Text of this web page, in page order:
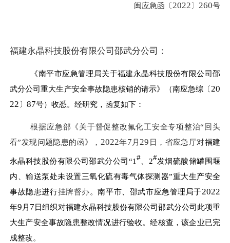
闽应急函〔2022〕 260号
福建永晶科技股份有限公司邵武分公司 ：
《南平市应急管理局关于福建永晶科技股份有限公司邵
武分公司重大生产安全事故隐患核销的请示》（南应急综〔20
22〕 87号）收悉。经研究，函复如下：
根据应急部《关于督促整改氟化工安全专项整治“回头
看”发现问题隐患的函》， 2022年7月29 日，省应急厅对福建
永晶科技股份有限公司邵武分公司“1#、 2#发烟硫酸储罐围堰
内、输送泵处未设置三氧化硫有毒气体探测器”重大生产安全
事故隐患进行挂牌督办。南平市、邵武市应急管理局于2022
年9 月 7日组织对福建永晶科技股份有限公司邵武分公司此项重
大生产安全事故隐患整改情况进行验收。经核查，该企业已完
成整改。